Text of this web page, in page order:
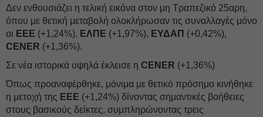
Δεν ενθουσιάζει η τελική εικόνα στον μη Τραπεζικό 25αρη,
όπου με θετική μεταβολή ολοκλήρωσαν τις συναλλαγές μόνο
οι ΕΕΕ (+1,24%), ΕΛΠΕ (+1,97%), ΕΥΔΑΠ (+0,42%),
CENER (+1,36%).
Σε νέα ιστορικά υψηλά έκλεισε η CENER (+1,36%)
Όπως προαναφέρθηκε, μόνιμα με θετικό πρόσημο κινήθηκε
η μετοχή της ΕΕΕ (+1,24%) δίνοντας σημαντικές βοήθειες
στους βασικούς δείκτες, συμπληρώνοντας τρεις